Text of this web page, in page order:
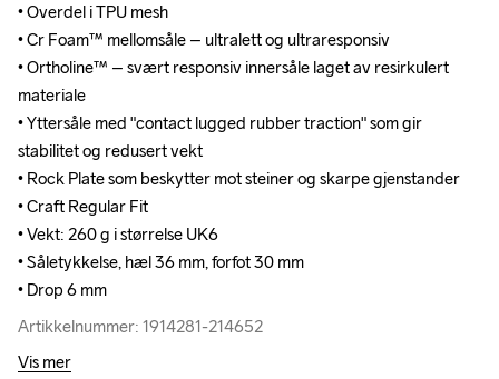
• Overdel i TPU mesh
• Cr Foam™ mellomsåle – ultralett og ultraresponsiv
• Ortholine™ – svært responsiv innersåle laget av resirkulert
materiale
• Yttersåle med "contact lugged rubber traction" som gir
stabilitet og redusert vekt
• Rock Plate som beskytter mot steiner og skarpe gjenstander
• Craft Regular Fit
• Vekt: 260 g i størrelse UK6
• Såletykkelse, hæl 36 mm, forfot 30 mm
• Drop 6 mm
Artikkelnummer: 1914281-214652
• Overdel i TPU mesh
• Cr Foam™ mellomsåle – ultralett og ultraresponsiv
• Ortholine™ – svært responsiv innersåle laget av resirkulert
materiale
• Yttersåle med "contact lugged rubber traction" som gir
stabilitet og redusert vekt
• Rock Plate som beskytter mot steiner og skarpe gjenstander
• Craft Regular Fit
• Vekt: 260 g i størrelse UK6
• Såletykkelse, hæl 36 mm, forfot 30 mm
• Drop 6 mm
Artikkelnummer: 1914281-214652
Vis mer